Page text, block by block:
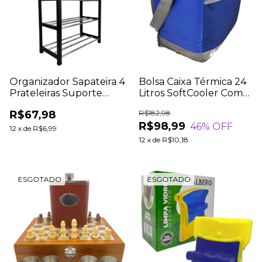
Organizador Sapateira 4
Prateleiras Suporte
Desmontável Metal
Plástico Pequena
R$67,98
12 x de R$6,99
Bolsa Caixa Térmica 24
Litros SoftCooler Com
Isolante Térmico 8mm
Azul
R$98,99
R$182,98
46% OFF
12 x de R$10,18
ESGOTADO ESGOTADO